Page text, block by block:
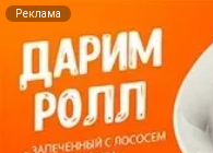
Реклама